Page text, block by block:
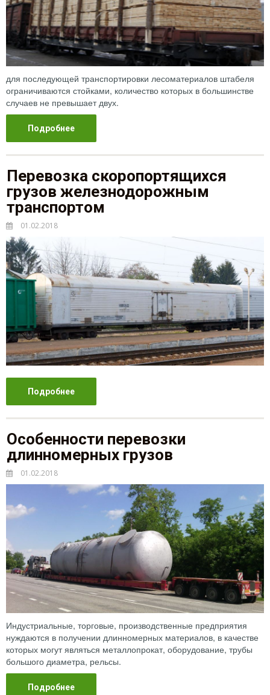
для последующей транспортировки лесоматериалов штабеля
ограничиваются стойками, количество которых в большинстве
случаев не превышает двух.
Подробнее
Перевозка скоропортящихся
грузов железнодорожным
транспортом
01.02.2018
Подробнее
Особенности перевозки
длинномерных грузов
01.02.2018
Индустриальные, торговые, производственные предприятия
нуждаются в получении длинномерных материалов, в качестве
которых могут являться металлопрокат, оборудование, трубы
большого диаметра, рельсы.
Подробнее